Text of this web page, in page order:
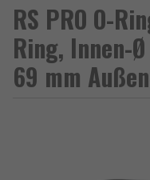
RS PRO O-
Ring, Innen-
69 mm